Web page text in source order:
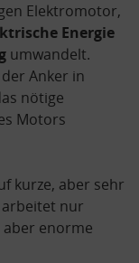
Elektromotor,
Energie
umwandelt.
Anker in
nötige
Motors
kurze, aber sehr
arbeitet nur
aber enorme